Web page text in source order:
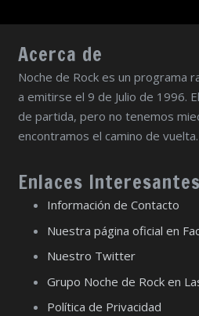
Acerca de
Noche de Rock es un programa
a emitirse el 9 de Julio de 1996.
de partida, pero no tenemos
encontramos el camino de vuelta.
Enlaces Interesantes
Información de Contacto
Nuestra página oficial en
Nuestro Twitter
Grupo Noche de Rock en
Política de Privacidad